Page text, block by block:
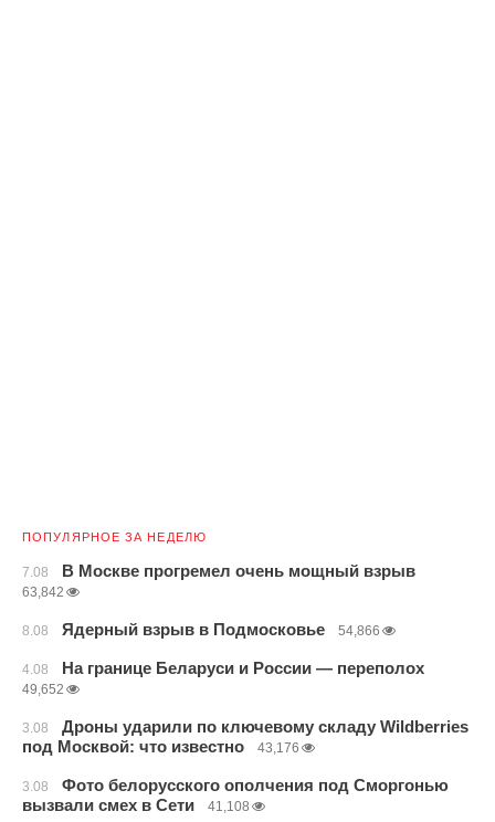
ПОПУЛЯРНОЕ ЗА НЕДЕЛЮ
7.08 В Москве прогремел очень мощный взрыв
63,842
8.08 Ядерный взрыв в Подмосковье 54,866
4.08 На границе Беларуси и России — переполох
49,652
3.08
Дроны ударили по ключевому складу Wildberries
под Москвой: что известно
43,176
3.08
Фото белорусского ополчения под Сморгонью
вызвали смех в Сети
41,108